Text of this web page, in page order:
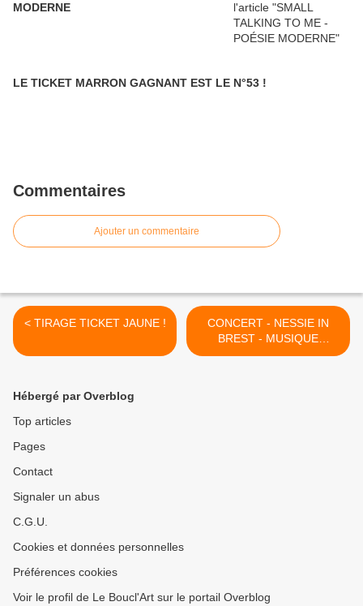
MODERNE
LE TICKET MARRON GAGNANT EST LE N°53 !
Commentaires
Ajouter un commentaire
< TIRAGE TICKET JAUNE !
CONCERT - NESSIE IN
BREST - MUSIQUE
SANGUINE - Vendredi 19
Hébergé par Overblog
Top articles
Pages
Contact
Signaler un abus
C.G.U.
Cookies et données personnelles
Préférences cookies
Voir le profil de Le Boucl'Art sur le portail Overblog